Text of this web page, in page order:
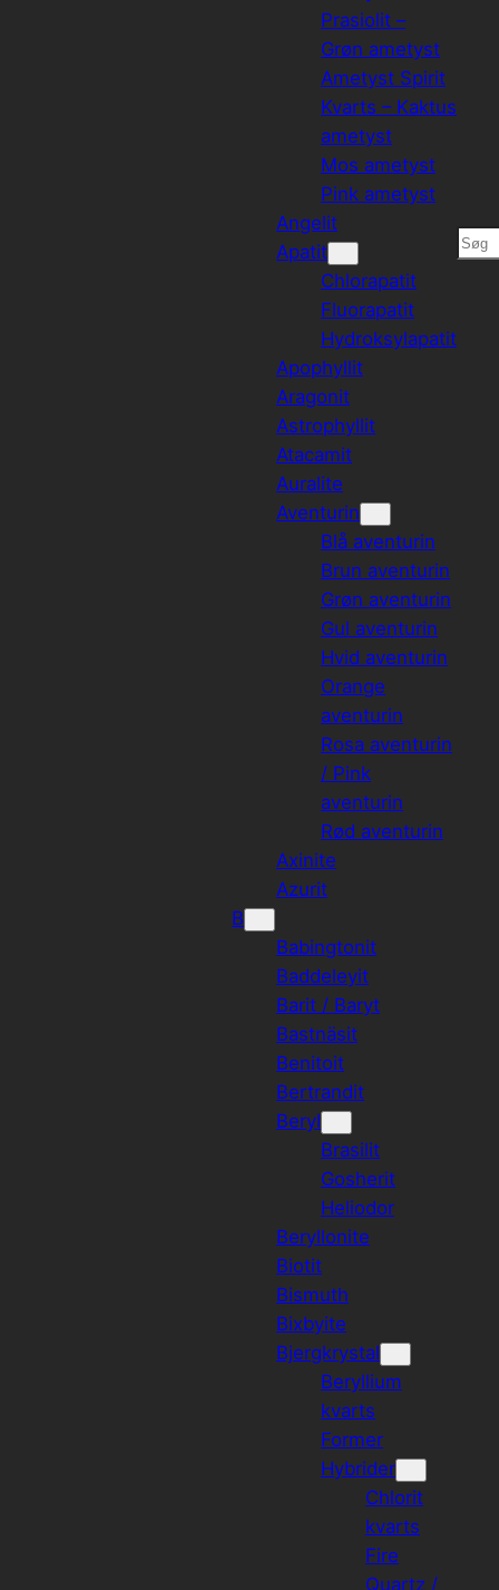
Prasiolit –
Grøn ametyst
Ametyst Spirit
Kvarts – Kaktus
ametyst
Mos ametyst
Pink ametyst
Angelit
Apatit
Chlorapatit
Fluorapatit
Hydroksylapatit
Apophyllit
Aragonit
Astrophyllit
Atacamit
Auralite
Aventurin
Blå aventurin
Brun aventurin
Grøn aventurin
Gul aventurin
Hvid aventurin
Orange
aventurin
Rosa aventurin
/ Pink
aventurin
Rød aventurin
Axinite
Azurit
B
Babingtonit
Baddeleyit
Barit / Baryt
Bastnäsit
Benitoit
Bertrandit
Beryl
Brasilit
Gosherit
Heliodor
Beryllonite
Biotit
Bismuth
Bixbyite
Bjergkrystal
Beryllium
kvarts
Former
Hybrider
Chlorit
kvarts
Fire
Quartz /
Søg